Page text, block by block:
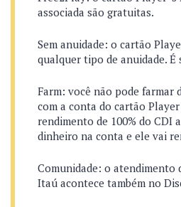
associada são gratuitas.
Sem anuidade: o cartão
qualquer tipo de anuidade. É
Farm: você não pode farmar
com a conta do cartão
rendimento de 100% do CDI
dinheiro na conta e ele vai
Comunidade: o atendimento
Itaú acontece também no